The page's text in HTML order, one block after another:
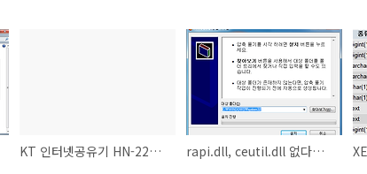
KT 인터넷공유기 HN-2204AP 메뉴얼 rapi.dll, ceutil.dll 없다고 나올때